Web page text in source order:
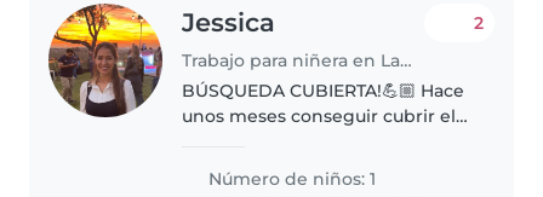
Jessica
Trabajo para niñera en Lambaré
2
BÚSQUEDA CUBIERTA!💪🏼 Hace
unos meses conseguir cubrir el
nos ayuda! 🙌🏽😊 Muchas gracias
por tu interés! Estamos
Número de niños: 1